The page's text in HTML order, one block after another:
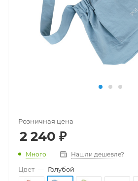
Розничная цена
2 240 ₽
Много Нашли дешевле?
Цвет — Голубой